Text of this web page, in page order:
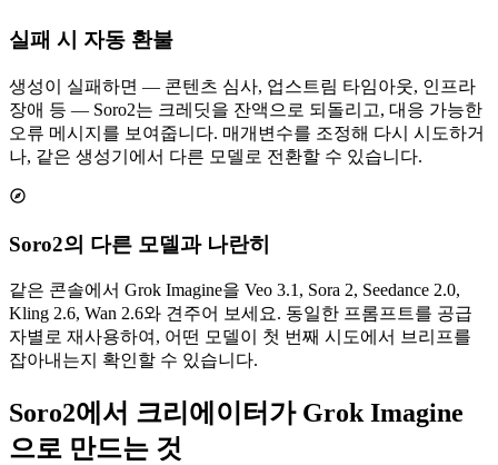
실패 시 자동 환불
생성이 실패하면 — 콘텐츠 심사, 업스트림 타임아웃, 인프라
장애 등 — Soro2는 크레딧을 잔액으로 되돌리고, 대응 가능한
오류 메시지를 보여줍니다. 매개변수를 조정해 다시 시도하거
나, 같은 생성기에서 다른 모델로 전환할 수 있습니다.
Soro2의 다른 모델과 나란히
같은 콘솔에서 Grok Imagine을 Veo 3.1, Sora 2, Seedance 2.0,
Kling 2.6, Wan 2.6와 견주어 보세요. 동일한 프롬프트를 공급
자별로 재사용하여, 어떤 모델이 첫 번째 시도에서 브리프를
잡아내는지 확인할 수 있습니다.
Soro2에서 크리에이터가 Grok Imagine
으로 만드는 것